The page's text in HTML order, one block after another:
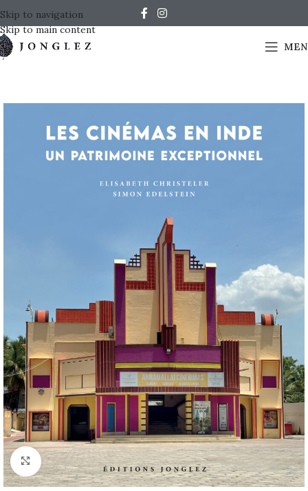
Skip to navigation
Skip to main content
Click to enlarge